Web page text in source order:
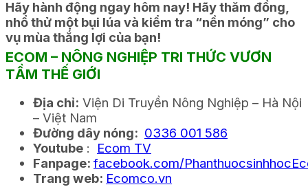
Hãy hành động ngay hôm nay! Hãy thăm đồng,
nhổ thử một bụi lúa và kiểm tra “nền móng” cho
vụ mùa thắng lợi của bạn!
ECOM – NÔNG NGHIỆP TRI THỨC VƯƠN
TẦM THẾ GIỚI
Địa chỉ: Viện Di Truyền Nông Nghiệp – Hà Nội
– Việt Nam
Đường dây nóng: 0336 001 586
Youtube : Ecom TV
Fanpage: facebook.com/
Trang web: Ecomco.vn